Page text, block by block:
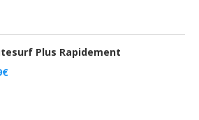
Plus Rapidement
€